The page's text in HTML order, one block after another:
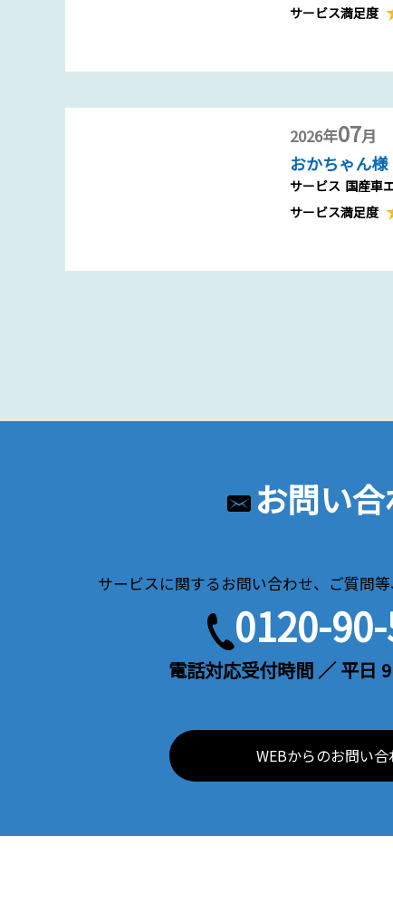
サービス満足度
2026年07月
おかちゃん
サービス 国産車
サービス満足度
お問い
サービスに関するお問い合わせ、ご質問
0120-
電話対応受付時間 ／ 平日
WEBからのお問い合